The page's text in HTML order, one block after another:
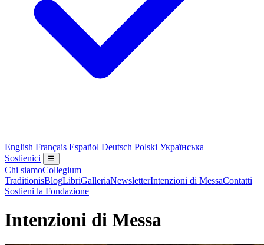
English Français Español Deutsch Polski Українська
Sostienici
☰
Chi siamoCollegium
TraditionisBlogLibriGalleriaNewsletterIntenzioni di MessaContatti
Sostieni la Fondazione
Intenzioni di Messa